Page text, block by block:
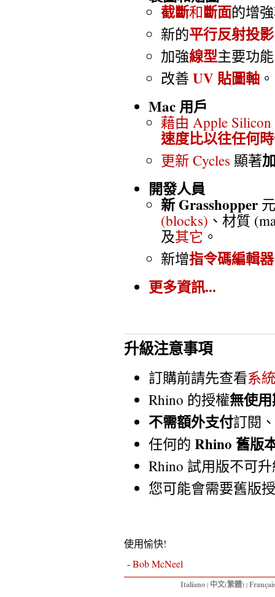
截斷和斷面的增
新的平行反射投影
加強線型主要功
改善 UV 貼圖軸 。
Mac 用戶
藉由 Apple
速度比以往任何
更新 Cycles 顯著
開發人員
新 Grasshopper
(blocks) 、材質
及其它 。
新增指令碼編輯器
更多資訊...
升級注意事項
訂購前請先查看系
Rhino 的授權無使
不需額外支付訂閱
任何的 Rhino 舊版
Rhino 試用版不可
您可能會需要舊版
使用愉快!
-Bob McNeel
Italiano| 中文(繁體)|